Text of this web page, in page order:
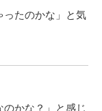
たのかな」と気
かな？」と感じ